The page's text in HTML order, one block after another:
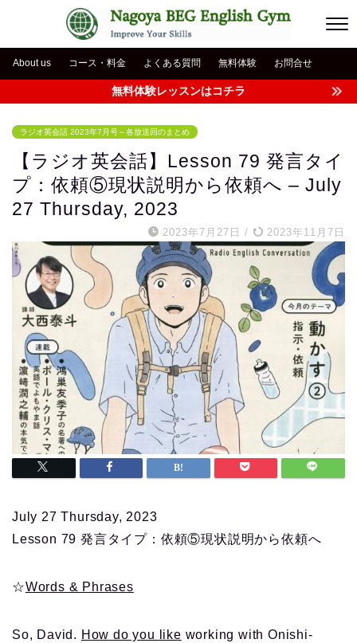
About us コース・料金 よくある質問 無料体験 お問合せ
無料体験レッスンはコチラ
ラジオ英会話 2023年7月号～各放送回のまとめ
【ラジオ英会話】Lesson 79 発言タイ
プ：依頼⑤現状説明から依頼へ – July
27 Thursday, 2023
2023年7月27日 / 2023年11月7日
July 27 Thursday, 2023
Lesson 79 発言タイプ：依頼⑤現状説明から依頼へ
☆Words & Phrases
So, David. How do you like working with Onishi-